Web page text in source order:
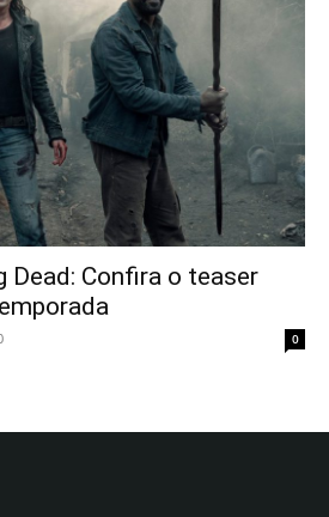
Dead: Confira o teaser
0